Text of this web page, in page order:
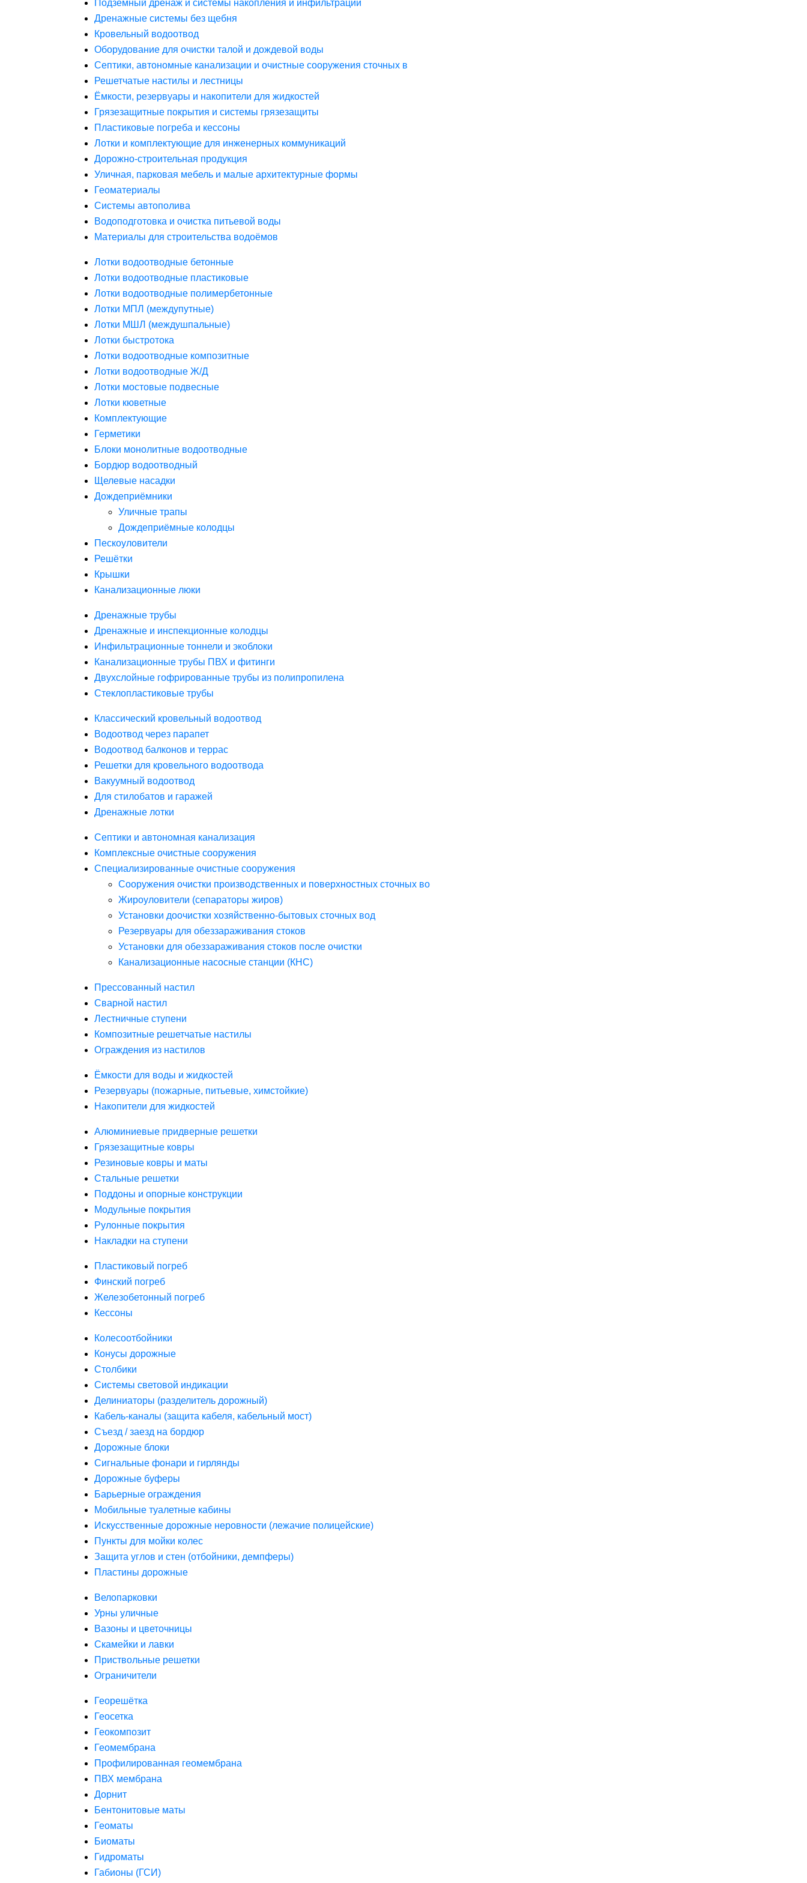
Подземный дренаж и системы накопления и инфильтрации
Дренажные системы без щебня
Кровельный водоотвод
Оборудование для очистки талой и дождевой воды
Септики, автономные канализации и очистные сооружения сточных в
Решетчатые настилы и лестницы
Ёмкости, резервуары и накопители для жидкостей
Грязезащитные покрытия и системы грязезащиты
Пластиковые погреба и кессоны
Лотки и комплектующие для инженерных коммуникаций
Дорожно-строительная продукция
Уличная, парковая мебель и малые архитектурные формы
Геоматериалы
Системы автополива
Водоподготовка и очистка питьевой воды
Материалы для строительства водоёмов
Лотки водоотводные бетонные
Лотки водоотводные пластиковые
Лотки водоотводные полимербетонные
Лотки МПЛ (междупутные)
Лотки МШЛ (междушпальные)
Лотки быстротока
Лотки водоотводные композитные
Лотки водоотводные Ж/Д
Лотки мостовые подвесные
Лотки кюветные
Комплектующие
Герметики
Блоки монолитные водоотводные
Бордюр водоотводный
Щелевые насадки
Дождеприёмники
Уличные трапы
Дождеприёмные колодцы
Пескоуловители
Решётки
Крышки
Канализационные люки
Дренажные трубы
Дренажные и инспекционные колодцы
Инфильтрационные тоннели и экоблоки
Канализационные трубы ПВХ и фитинги
Двухслойные гофрированные трубы из полипропилена
Стеклопластиковые трубы
Классический кровельный водоотвод
Водоотвод через парапет
Водоотвод балконов и террас
Решетки для кровельного водоотвода
Вакуумный водоотвод
Для стилобатов и гаражей
Дренажные лотки
Септики и автономная канализация
Комплексные очистные сооружения
Специализированные очистные сооружения
Сооружения очистки производственных и поверхностных сточных во
Жироуловители (сепараторы жиров)
Установки доочистки хозяйственно-бытовых сточных вод
Резервуары для обеззараживания стоков
Установки для обеззараживания стоков после очистки
Канализационные насосные станции (КНС)
Прессованный настил
Сварной настил
Лестничные ступени
Композитные решетчатые настилы
Ограждения из настилов
Ёмкости для воды и жидкостей
Резервуары (пожарные, питьевые, химстойкие)
Накопители для жидкостей
Алюминиевые придверные решетки
Грязезащитные ковры
Резиновые ковры и маты
Стальные решетки
Поддоны и опорные конструкции
Модульные покрытия
Рулонные покрытия
Накладки на ступени
Пластиковый погреб
Финский погреб
Железобетонный погреб
Кессоны
Колесоотбойники
Конусы дорожные
Столбики
Системы световой индикации
Делиниаторы (разделитель дорожный)
Кабель-каналы (защита кабеля, кабельный мост)
Съезд / заезд на бордюр
Дорожные блоки
Сигнальные фонари и гирлянды
Дорожные буферы
Барьерные ограждения
Мобильные туалетные кабины
Искусственные дорожные неровности (лежачие полицейские)
Пункты для мойки колес
Защита углов и стен (отбойники, демпферы)
Пластины дорожные
Велопарковки
Урны уличные
Вазоны и цветочницы
Скамейки и лавки
Приствольные решетки
Ограничители
Георешётка
Геосетка
Геокомпозит
Геомембрана
Профилированная геомембрана
ПВХ мембрана
Дорнит
Бентонитовые маты
Геоматы
Биоматы
Гидроматы
Габионы (ГСИ)